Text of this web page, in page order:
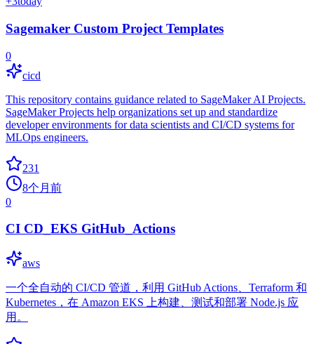
Sagemaker Custom Project Templates
0
cicd
This repository contains guidance related to SageMaker AI Projects.
SageMaker Projects help organizations set up and standardize
developer environments for data scientists and CI/CD systems for
MLOps engineers.
231
8个月前
0
CI CD_EKS GitHub_Actions
aws
一个全自动的 CI/CD 管道，利用 GitHub Actions、Terraform 和
Kubernetes，在 Amazon EKS 上构建、测试和部署 Node.js 应
用。